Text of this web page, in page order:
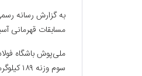
به گزارش رسانه
مسابقات قهرمانی آسیای ۲۰۲۶ عملکرد فوق‌العاده‌ای از خود به
سوم وزنه ۱۸۹ کیلوگرمی را از دست داد و در نهایت به مدال برنز این بخش دست یافت.